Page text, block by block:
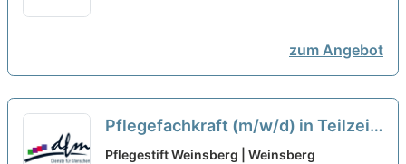
zum Angebot
Pflegefachkraft (m/w/d) in Teilzeit
- Bei uns startet Deine Karriere!
Pflegestift Weinsberg | Weinsberg